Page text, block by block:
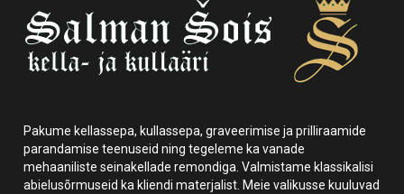
Pakume kellassepa, kullassepa, graveerimise ja prilliraamide
parandamise teenuseid ning tegeleme ka vanade
mehaaniliste seinakellade remondiga. Valmistame klassikalisi
abielusõrmuseid ka kliendi materjalist. Meie valikusse kuuluvad